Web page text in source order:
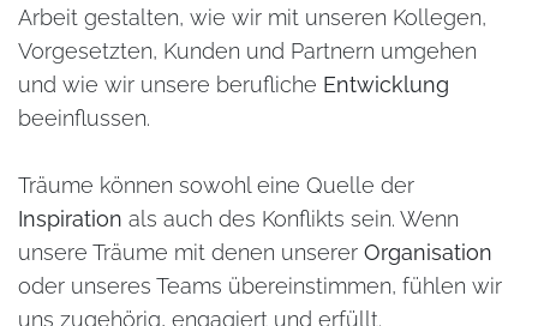
Arbeit gestalten, wie wir mit unseren Kollegen,
Vorgesetzten, Kunden und Partnern umgehen
und wie wir unsere berufliche Entwicklung
beeinflussen.
Träume können sowohl eine Quelle der
Inspiration als auch des Konflikts sein. Wenn
unsere Träume mit denen unserer Organisation
oder unseres Teams übereinstimmen, fühlen wir
uns zugehörig, engagiert und erfüllt.